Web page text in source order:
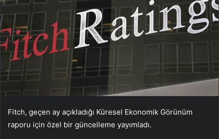
Fitch, geçen ay açıkladığı Küresel Ekonomik Görünüm
raporu için özel bir güncelleme yayımladı.